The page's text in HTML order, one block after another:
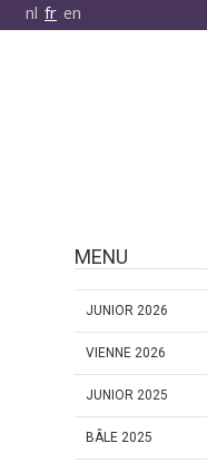
nl fr en
MENU
JUNIOR 2026
VIENNE 2026
JUNIOR 2025
BÂLE 2025